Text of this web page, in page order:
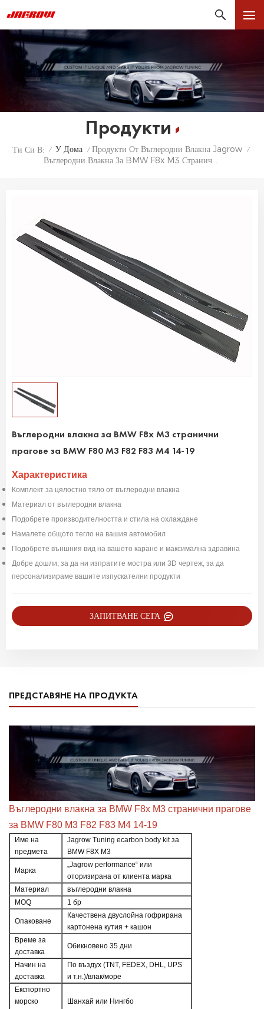
Продукти
Ти Си В: / У Дома / Продукти От Въглеродни Влакна Jagrow /
Въглеродни влакна за BMW F8x M3 странични
прагове за BMW F80 M3 F82 F83 M4 14-19
Характеристика
Комплект за цялостно тяло от въглеродни влакна
Материал от въглеродни влакна
Подобрете производителността и стила на охлаждане
Намалете общото тегло на вашия автомобил
Подобрете външния вид на вашето каране и максимална здравина
Добре дошли, за да ни изпратите мостра или 3D чертеж, за да
персонализираме вашите изпускателни продукти
ЗАПИТВАНЕ СЕГА
ПРЕДСТАВЯНЕ НА ПРОДУКТА
Въглеродни влакна за BMW F8x M3 странични прагове
за BMW F80 M3 F82 F83 M4 14-19
Име на
предмета
Jagrow Tuning ecarbon body kit за
BMW F8X M3
Марка
„Jagrow performance“ или
оторизирана от клиента марка
Материал
въглеродни влакна
MOQ
1 бр
Опаковане
Качествена двуслойна гофрирана
картонена кутия + кашон
Време за
доставка
Обикновено 35 дни
Начин на
доставка
По въздух (TNT, FEDEX, DHL, UPS
и т.н.)/влак/море
Експортно
морско
Шанхай или Нингбо